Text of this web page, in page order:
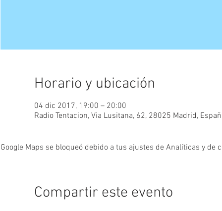
Horario y ubicación
04 dic 2017, 19:00 – 20:00
Radio Tentacion, Via Lusitana, 62, 28025 Madrid,
Google Maps se bloqueó debido a tus ajustes de Analíticas y de
Compartir este evento